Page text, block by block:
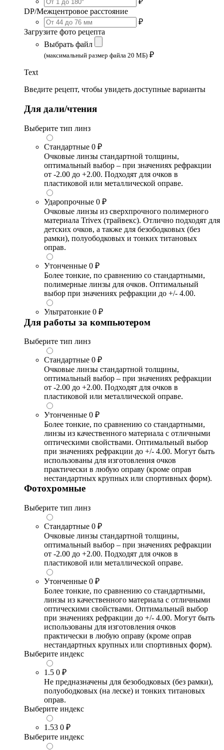
DP/Межцентровое расстояние
₽
Загрузите фото рецепта
Выбрать файл
(максимальный размер файла 20 МБ) ₽
Text
Введите рецепт, чтобы увидеть доступные варианты
Для дали/чтения
Выберите тип линз
Стандартные 0 ₽
Очковые линзы стандартной толщины,
оптимальный выбор – при значениях рефракции
от -2.00 до +2.00. Подходят для очков в
пластиковой или металлической оправе.
Ударопрочные 0 ₽
Очковые линзы из сверхпрочного полимерного
материала Trivex (трайвекс). Отлично подходят для
детских очков, а также для безободковых (без
рамки), полуободковых и тонких титановых
оправ.
Утонченные 0 ₽
Более тонкие, по сравнению со стандартными,
полимерные линзы для очков. Оптимальный
выбор при значениях рефракции до +/- 4.00.
Ультратонкие 0 ₽
Для работы за компьютером
Выберите тип линз
Стандартные 0 ₽
Очковые линзы стандартной толщины,
оптимальный выбор – при значениях рефракции
от -2.00 до +2.00. Подходят для очков в
пластиковой или металлической оправе.
Утонченные 0 ₽
Более тонкие, по сравнению со стандартными,
линзы из качественного материала с отличными
оптическими свойствами. Оптимальный выбор
при значениях рефракции до +/- 4.00. Могут быть
использованы для изготовления очков
практически в любую оправу (кроме оправ
нестандартных крупных или спортивных форм).
Фотохромные
Выберите тип линз
Стандартные 0 ₽
Очковые линзы стандартной толщины,
оптимальный выбор – при значениях рефракции
от -2.00 до +2.00. Подходят для очков в
пластиковой или металлической оправе.
Утонченные 0 ₽
Более тонкие, по сравнению со стандартными,
линзы из качественного материала с отличными
оптическими свойствами. Оптимальный выбор
при значениях рефракции до +/- 4.00. Могут быть
использованы для изготовления очков
практически в любую оправу (кроме оправ
нестандартных крупных или спортивных форм).
Выберите индекс
1.5 0 ₽
Не предназначены для безободковых (без рамки),
полуободковых (на леске) и тонких титановых
оправ.
Выберите индекс
1.53 0 ₽
Выберите индекс